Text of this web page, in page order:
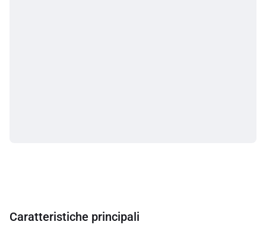
Caratteristiche principali